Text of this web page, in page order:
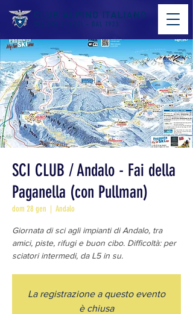
SCI CLUB / Andalo - Fai della
Paganella (con Pullman)
dom 28 gen
  |
Andalo
Giornata di sci agli impianti di Andalo, tra
amici, piste, rifugi e buon cibo. Difficoltà: per
sciatori intermedi, da L5 in su.
La registrazione a questo evento
è chiusa